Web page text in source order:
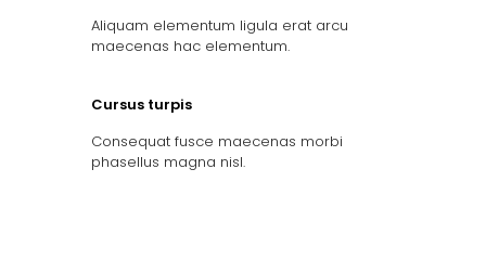
Aliquam elementum ligula erat arcu
maecenas hac elementum.
Cursus turpis
Consequat fusce maecenas morbi
phasellus magna nisl.